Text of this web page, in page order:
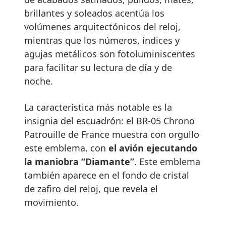
brillantes y soleados acentúa los
volúmenes arquitectónicos del reloj,
mientras que los números, índices y
agujas metálicos son fotoluminiscentes
para facilitar su lectura de día y de
noche.
La característica más notable es la
insignia del escuadrón: el BR-05 Chrono
Patrouille de France muestra con orgullo
este emblema, con el avión ejecutando
la maniobra “Diamante”. Este emblema
también aparece en el fondo de cristal
de zafiro del reloj, que revela el
movimiento.